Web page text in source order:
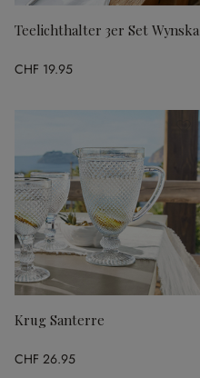
Teelichthalter 3er Set Wynska
CHF 19.95
Krug Santerre
CHF 26.95